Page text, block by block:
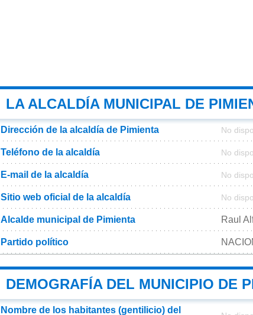
LA ALCALDÍA MUNICIPAL DE
Dirección de la alcaldía de Pimienta No
Teléfono de la alcaldía No
E-mail de la alcaldía No
Sitio web oficial de la alcaldía No
Alcalde municipal de Pimienta Raul
Partido político
DEMOGRAFÍA DEL MUNICIPIO DE
Nombre de los habitantes (gentilicio) del